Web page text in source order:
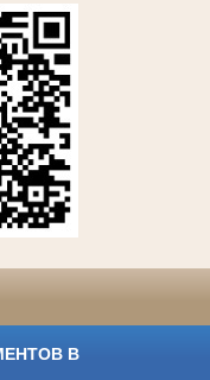
В